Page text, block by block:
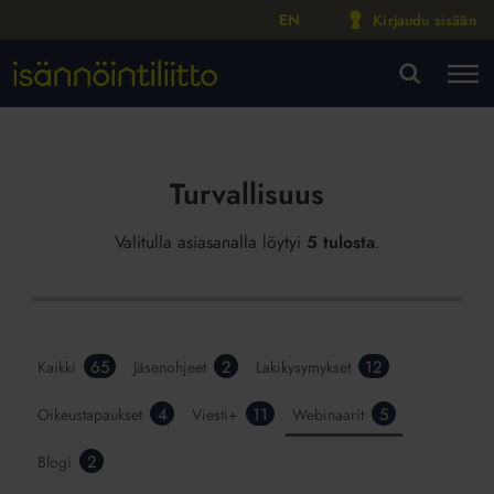
EN Kirjaudu sisään
Turvallisuus
Valitulla asiasanalla löytyi 5 tulosta.
Kaikki 65 Jäsenohjeet 2 Lakikysymykset 12
Oikeustapaukset 4 Viesti+ 11 Webinaarit 5
Blogi 2